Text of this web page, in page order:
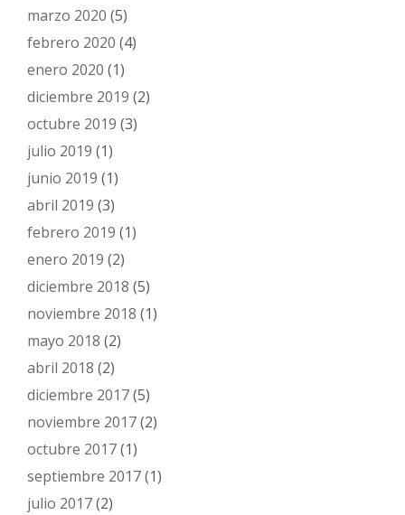
marzo 2020 (5)
febrero 2020 (4)
enero 2020 (1)
diciembre 2019 (2)
octubre 2019 (3)
julio 2019 (1)
junio 2019 (1)
abril 2019 (3)
febrero 2019 (1)
enero 2019 (2)
diciembre 2018 (5)
noviembre 2018 (1)
mayo 2018 (2)
abril 2018 (2)
diciembre 2017(5)
noviembre 2017(2)
octubre 2017(1)
septiembre 2017(1)
julio 2017(2)